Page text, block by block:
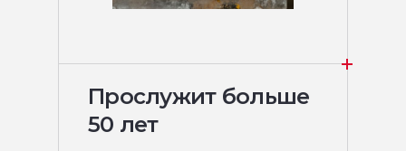
Прослужит больше
50 лет